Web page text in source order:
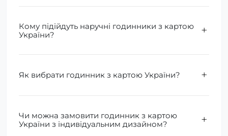
Кому підійдуть наручні годинники з картою
України?
Як вибрати годинник з картою України?
Чи можна замовити годинник з картою
України з індивідуальним дизайном?